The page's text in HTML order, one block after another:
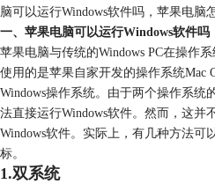
脑可以运行Windows软件吗，苹果电脑
一、苹果电脑可以运行Windows软件吗
苹果电脑与传统的Windows PC在操作
使用的是苹果自家开发的操作系统Mac
Windows操作系统。由于两个操作系统
法直接运行Windows软件。然而，这并
Windows软件。实际上，有几种方法可
标。
1.双系统